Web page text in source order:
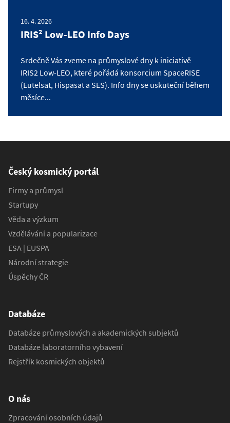
16. 4. 2026
IRIS² Low-LEO Info Days
Srdečně Vás zveme na průmyslové dny k iniciativě
IRIS2 Low-LEO, které pořádá konsorcium SpaceRISE
(Eutelsat, Hispasat a SES). Info dny se uskuteční během
měsíce...
Český kosmický portál
Firmy a průmysl
Startupy
Věda a výzkum
Vzdělávání a popularizace
ESA | EUSPA
Národní strategie
Úspěchy ČR
Databáze
Databáze průmyslových a akademických subjektů
Databáze laboratorního vybavení
Rejstřík kosmických objektů
O nás
Zpracování osobních údajů